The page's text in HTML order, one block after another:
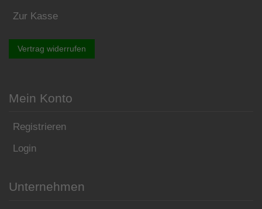
Zur Kasse
Vertrag widerrufen
Mein Konto
Registrieren
Login
Unternehmen